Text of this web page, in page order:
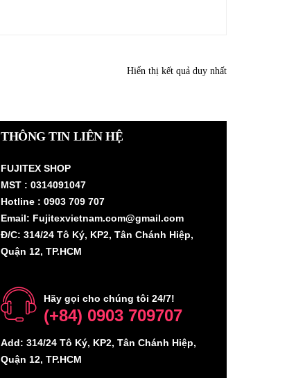
Hiển thị kết quả duy nhất
THÔNG TIN LIÊN HỆ
FUJITEX SHOP
MST : 0314091047
Hotline : 0903 709 707
Email: Fujitexvietnam.com@gmail.com
Đ/C: 314/24 Tô Ký, KP2, Tân Chánh Hiệp,
Quận 12, TP.HCM
Hãy gọi cho chúng tôi 24/7!
(+84) 0903 709707
Add: 314/24 Tô Ký, KP2, Tân Chánh Hiệp,
Quận 12, TP.HCM